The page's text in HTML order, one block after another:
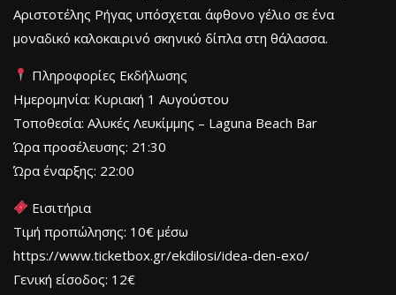
Αριστοτέλης Ρήγας υπόσχεται άφθονο γέλιο σε ένα
μοναδικό καλοκαιρινό σκηνικό δίπλα στη θάλασσα.
Πληροφορίες Εκδήλωσης
Ημερομηνία: Κυριακή 1 Αυγούστου
Τοποθεσία: Αλυκές Λευκίμμης – Laguna Beach Bar
Ώρα προσέλευσης: 21:30
Ώρα έναρξης: 22:00
Εισιτήρια
Τιμή προπώλησης: 10€ μέσω
https://www.ticketbox.gr/ekdilosi/idea-den-exo/
Γενική είσοδος: 12€